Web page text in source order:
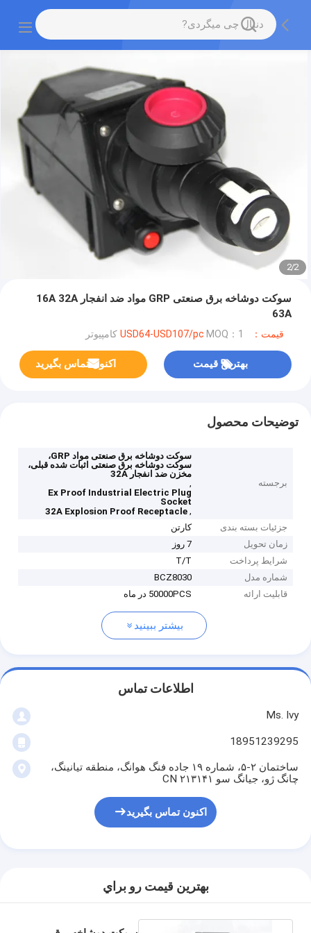
2
/
2
سوکت دوشاخه برق صنعتی GRP مواد ضد انفجار 16A 32A
63A
قیمت：USD64-USD107/pc MOQ：1 کامپیوتر
بهترین قیمت اکنون تماس بگیرید
توضیحات محصول
برجسته
سوکت دوشاخه برق صنعتی مواد GRP،
سوکت دوشاخه برق صنعتی اثبات شده قبلی،
مخزن ضد انفجار 32A
,
Ex Proof Industrial Electric Plug
Socket
,
32A Explosion Proof Receptacle
جزئیات بسته بندی
کارتن
زمان تحویل
7 روز
شرایط پرداخت
T/T
شماره مدل
BCZ8030
قابلیت ارائه
50000PCS در ماه
بیشتر ببینید
اطلاعات تماس
Ms. Ivy
18951239295
ساختمان ۲-۵، شماره ۱۹ جاده فنگ هوانگ، منطقه تیانینگ،
چانگ ژو، جیانگ سو ۲۱۳۱۴۱ CN
اکنون تماس بگیرید
بهترين قيمت رو براي